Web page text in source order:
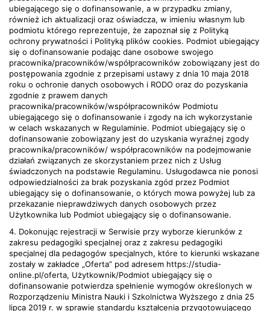
ubiegającego się o dofinansowanie, a w przypadku zmiany,
również ich aktualizacji oraz oświadcza, w imieniu własnym lub
podmiotu którego reprezentuje, że zapoznał się z Polityką
ochrony prywatności i Polityką plików cookies. Podmiot ubiegający
się o dofinansowanie podając dane osobowe swojego
pracownika/pracowników/współpracowników zobowiązany jest do
postępowania zgodnie z przepisami ustawy z dnia 10 maja 2018
roku o ochronie danych osobowych i RODO oraz do pozyskania
zgodnie z prawem danych
pracownika/pracowników/współpracowników Podmiotu
ubiegającego się o dofinansowanie i zgody na ich wykorzystanie
w celach wskazanych w Regulaminie. Podmiot ubiegający się o
dofinansowanie zobowiązany jest do uzyskania wyraźnej zgody
pracownika/pracowników/ współpracowników na podejmowanie
działań związanych ze skorzystaniem przez nich z Usług
świadczonych na podstawie Regulaminu. Usługodawca nie ponosi
odpowiedzialności za brak pozyskania zgód przez Podmiot
ubiegający się o dofinansowanie, o których mowa powyżej lub za
przekazanie nieprawdziwych danych osobowych przez
Użytkownika lub Podmiot ubiegający się o dofinansowanie.
4. Dokonując rejestracji w Serwisie przy wyborze kierunków z
zakresu pedagogiki specjalnej oraz z zakresu pedagogiki
specjalnej dla pedagogów specjalnych, które to kierunki wskazane
zostały w zakładce „Oferta” pod adresem https://studia-
online.pl/oferta, Użytkownik/Podmiot ubiegający się o
dofinansowanie potwierdza spełnienie wymogów określonych w
Rozporządzeniu Ministra Nauki i Szkolnictwa Wyższego z dnia 25
lipca 2019 r. w sprawie standardu kształcenia przygotowującego